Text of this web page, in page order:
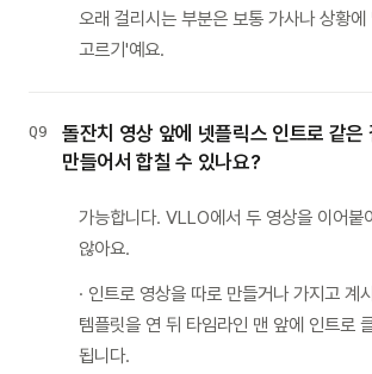
오래 걸리시는 부분은 보통 가사나 상황에
고르기'예요.
Q9
돌잔치 영상 앞에 넷플릭스 인트로 같은
만들어서 합칠 수 있나요?
가능합니다. VLLO에서 두 영상을 이어붙
않아요.
· 인트로 영상을 따로 만들거나 가지고 계
템플릿을 연 뒤 타임라인 맨 앞에 인트로
됩니다.